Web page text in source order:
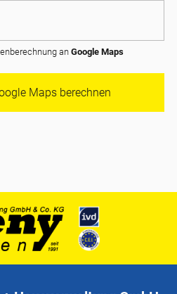
an Google Maps
Maps berechnen